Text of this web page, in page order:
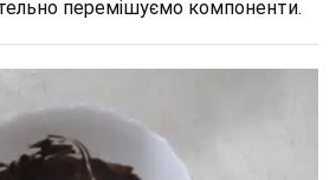
перемішуємо компоненти.